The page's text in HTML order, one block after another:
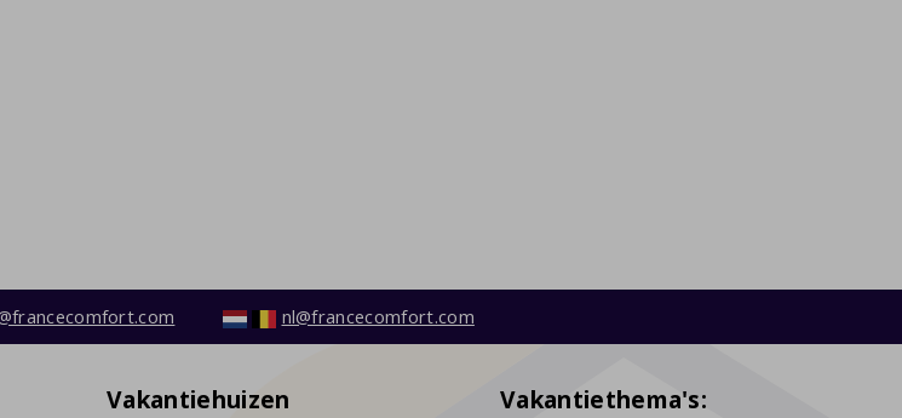
nl@francecomfort.com
Vakantiehuizen Vakantiethema's: